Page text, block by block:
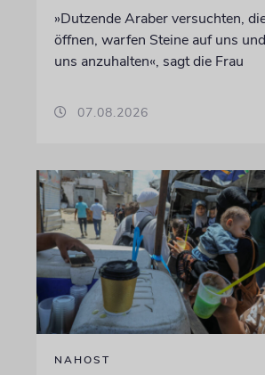
»Dutzende Araber versuchten,
öffnen, warfen Steine auf uns
uns anzuhalten«, sagt die Frau
07.08.2026
NAHOST